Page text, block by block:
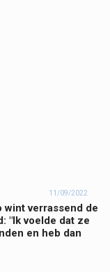
11/09/2022
wint verrassend de
"Ik voelde dat ze
en heb dan